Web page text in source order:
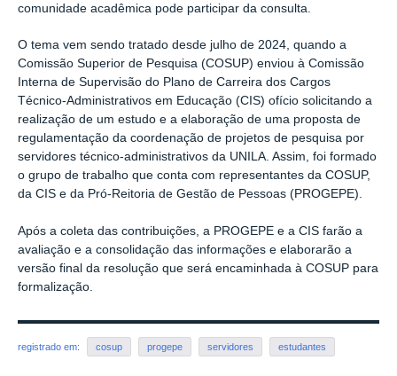
comunidade acadêmica pode participar da consulta.
O tema vem sendo tratado desde julho de 2024, quando a
Comissão Superior de Pesquisa (COSUP) enviou à Comissão
Interna de Supervisão do Plano de Carreira dos Cargos
Técnico-Administrativos em Educação (CIS) ofício solicitando a
realização de um estudo e a elaboração de uma proposta de
regulamentação da coordenação de projetos de pesquisa por
servidores técnico-administrativos da UNILA. Assim, foi formado
o grupo de trabalho que conta com representantes da COSUP,
da CIS e da Pró-Reitoria de Gestão de Pessoas (PROGEPE).
Após a coleta das contribuições, a PROGEPE e a CIS farão a
avaliação e a consolidação das informações e elaborarão a
versão final da resolução que será encaminhada à COSUP para
formalização.
registrado em: cosup progepe servidores estudantes